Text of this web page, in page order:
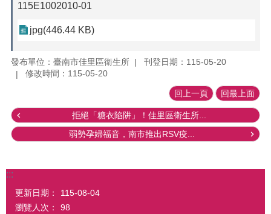
115E1002010-01
jpg(446.44 KB)
發布單位：臺南市佳里區衛生所
刊登日期：115-05-20
修改時間：115-05-20
回上一頁 回最上面
拒絕「糖衣陷阱」！佳里區衛生所...
弱勢孕婦福音，南市推出RSV疫...
:::
更新日期：
115-08-04
瀏覽人次：
98